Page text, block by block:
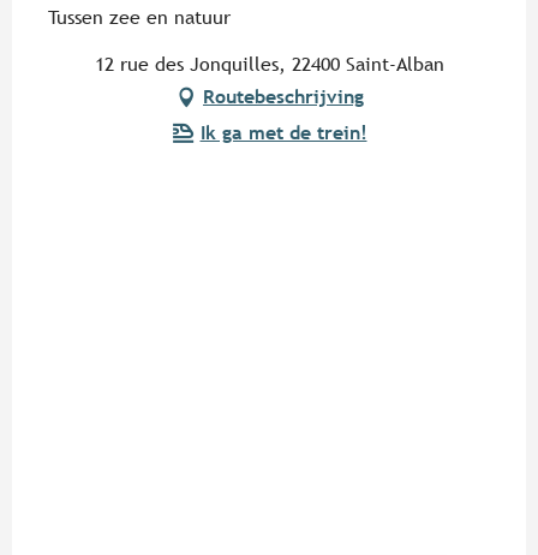
Tussen zee en natuur
12 rue des Jonquilles, 22400 Saint-Alban
Routebeschrijving
Ik ga met de trein!